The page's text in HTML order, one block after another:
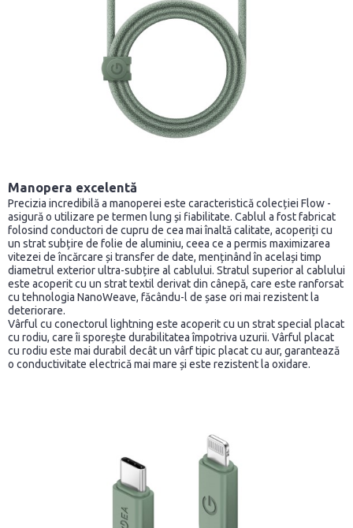
Manopera excelentă
Precizia incredibilă a manoperei este caracteristică colecției Flow -
asigură o utilizare pe termen lung și fiabilitate. Cablul a fost fabricat
folosind conductori de cupru de cea mai înaltă calitate, acoperiți cu
un strat subțire de folie de aluminiu, ceea ce a permis maximizarea
vitezei de încărcare și transfer de date, menținând în același timp
diametrul exterior ultra-subțire al cablului. Stratul superior al cablului
este acoperit cu un strat textil derivat din cânepă, care este ranforsat
cu tehnologia NanoWeave, făcându-l de șase ori mai rezistent la
deteriorare.
Vârful cu conectorul lightning este acoperit cu un strat special placat
cu rodiu, care îi sporește durabilitatea împotriva uzurii. Vârful placat
cu rodiu este mai durabil decât un vârf tipic placat cu aur, garantează
o conductivitate electrică mai mare și este rezistent la oxidare.